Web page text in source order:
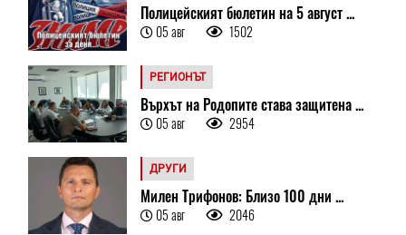
Полицейският бюлетин на 5 август ...
05 авг 1502
РЕГИОНЪТ
Върхът на Родопите става защитена ...
05 авг 2954
ДРУГИ
Милен Трифонов: Близо 100 дни ...
05 авг 2046